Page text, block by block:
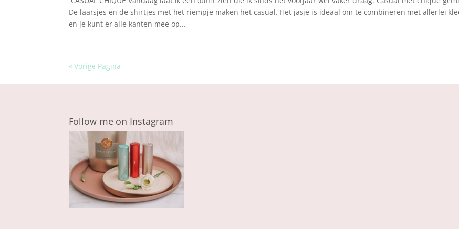
De laarsjes en de shirtjes met het riempje maken het casual. Het jasje is ideaal om te combineren met allerlei
en je kunt er alle kanten mee op...
« Vorige Pagina
Follow me on Instagram